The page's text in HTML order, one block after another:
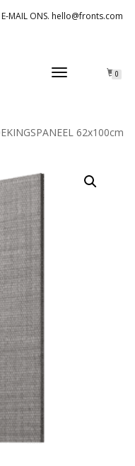
E-MAIL ONS. hello@fronts.com
TOGGLE
0
62x100cm